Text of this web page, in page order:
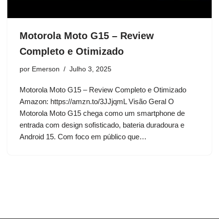
Motorola Moto G15 – Review
Completo e Otimizado
por Emerson Julho 3, 2025
Motorola Moto G15 – Review Completo e Otimizado
Amazon: https://amzn.to/3JJjqmL Visão Geral O
Motorola Moto G15 chega como um smartphone de
entrada com design sofisticado, bateria duradoura e
Android 15. Com foco em público que…